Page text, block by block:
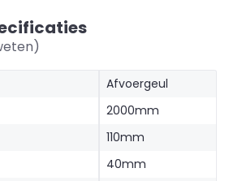
Afvoergeul
2000mm
110mm
40mm